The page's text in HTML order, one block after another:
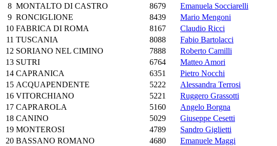
8 MONTALTO DI CASTRO 8679
Emanuela Socciarelli
9 RONCIGLIONE 8439
Mario Mengoni
10 FABRICA DI ROMA 8167
Claudio Ricci
11 TUSCANIA 8088
Fabio Bartolacci
12 SORIANO NEL CIMINO 7888
Roberto Camilli
13 SUTRI 6764
Matteo Amori
14 CAPRANICA 6351
Pietro Nocchi
15 ACQUAPENDENTE 5222
Alessandra Terrosi
16 VITORCHIANO 5221
Ruggero Grassotti
17 CAPRAROLA 5160
Angelo Borgna
18 CANINO 5029
Giuseppe Cesetti
19 MONTEROSI 4789
Sandro Giglietti
20 BASSANO ROMANO 4680
Emanuele Maggi